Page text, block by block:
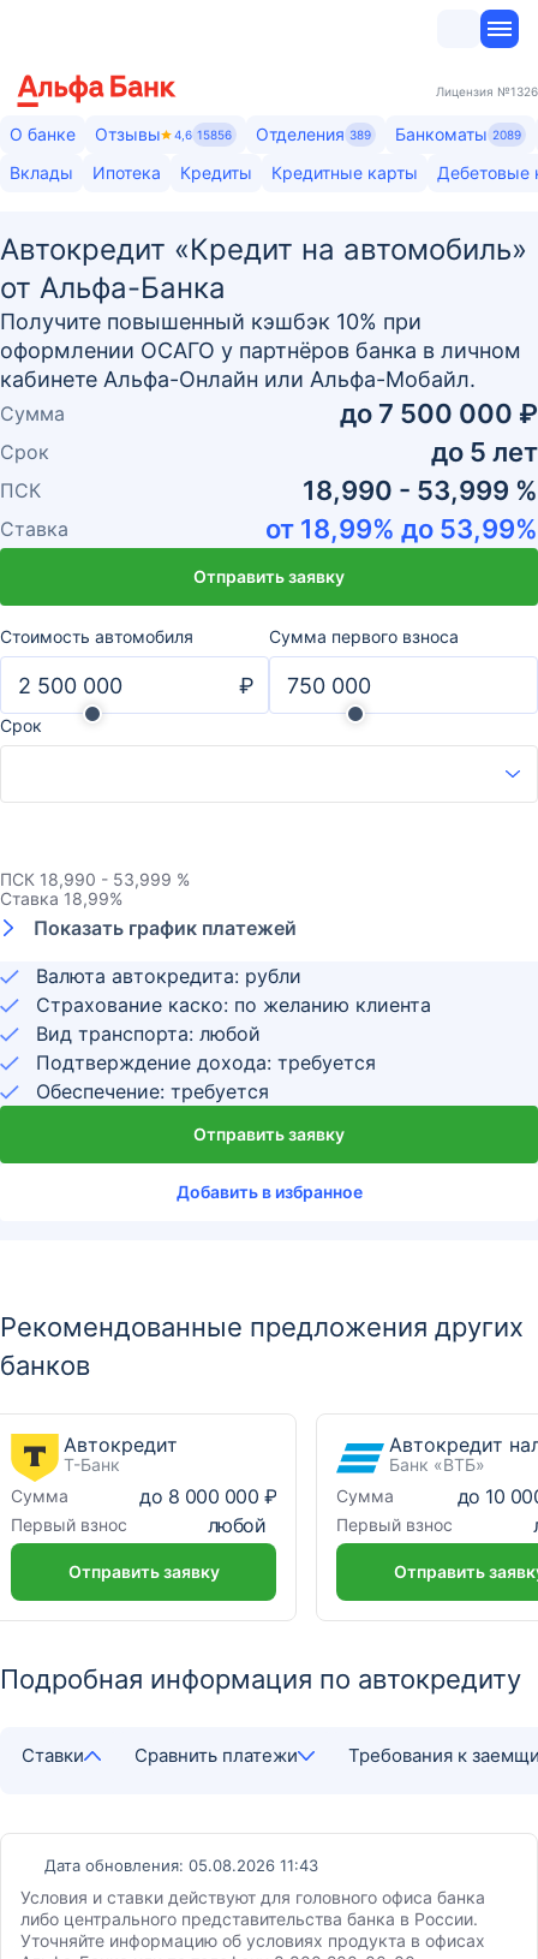
Лицензия №1326
О банке Отзывы 4,6 15856 Отделения 389 Банкоматы 2089
Вклады Ипотека Кредиты Кредитные карты Дебетовые
Автокредит «Кредит на автомобиль»
от Альфа-Банка
Получите повышенный кэшбэк 10% при
оформлении ОСАГО у партнёров банка в личном
кабинете Альфа-Онлайн или Альфа-Мобайл.
Добавить в избранное
Сумма до 7 500 000 ₽
Срок до 5 лет
ПСК 18,990 - 53,999 %
Ставка от 18,99% до 53,99%
Отправить заявку
Валюта автокредита: рубли
Страхование каско: по желанию клиента
Вид транспорта: любой
Подтверждение дохода: требуется
Обеспечение: требуется
Отправить заявку
Стоимость автомобиля
₽
Сумма первого взноса
Срок
ПСК 18,990 - 53,999 %
Ставка 18,99%
Показать график платежей
Рекомендованные предложения других
банков
Автокредит
Т-Банк
Сумма
до 8 000 000 ₽
Первый взнос любой
Отправить заявку
Банк «ВТБ»
Сумма
до 10
Первый взнос
Отправить
Подробная информация по автокредиту
Ставки Сравнить платежи Требования к
Дата обновления: 05.08.2026 11:43
Условия и ставки действуют для головного офиса банка
либо центрального представительства банка в России.
Уточняйте информацию об условиях продукта в офисах